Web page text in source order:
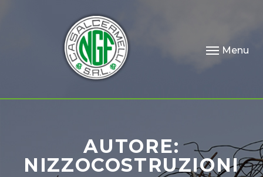
Menu
AUTORE:
NIZZOCOSTRUZIONI